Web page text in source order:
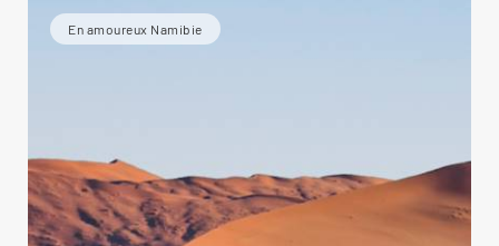
En amoureux Namibie